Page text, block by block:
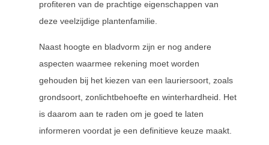
profiteren van de prachtige eigenschappen van
deze veelzijdige plantenfamilie.
Naast hoogte en bladvorm zijn er nog andere
aspecten waarmee rekening moet worden
gehouden bij het kiezen van een lauriersoort, zoals
grondsoort, zonlichtbehoefte en winterhardheid. Het
is daarom aan te raden om je goed te laten
informeren voordat je een definitieve keuze maakt.